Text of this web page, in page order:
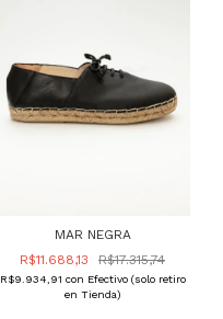
MAR NEGRA
R$11.688,13
R$17.315,74
R$9.934,91 con Efectivo (solo retiro
en Tienda)